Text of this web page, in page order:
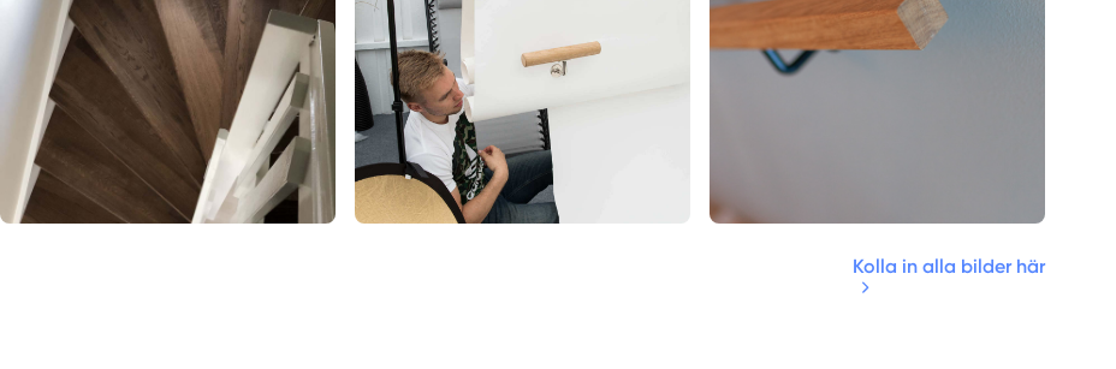
Kolla in alla bilder här